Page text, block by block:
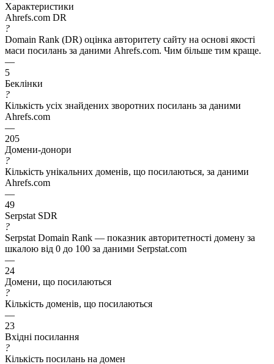
Характеристики
Ahrefs.com DR
?
Domain Rank (DR) оцінка авторитету сайту на основі якості
маси посилань за даними Ahrefs.com. Чим більше тим краще.
—
5
Беклінки
?
Кількість усіх знайдених зворотних посилань за даними
Ahrefs.com
—
205
Домени-донори
?
Кількість унікальних доменів, що посилаються, за даними
Ahrefs.com
—
49
Serpstat SDR
?
Serpstat Domain Rank — показник авторитетності домену за
шкалою від 0 до 100 за даними Serpstat.com
—
24
Домени, що посилаються
?
Кількість доменів, що посилаються
—
23
Вхідні посилання
?
Кількість посилань на домен